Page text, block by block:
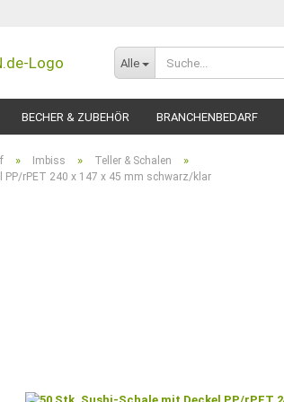
Alle
BECHER & ZUBEHÖR BRANCHENBEDARF
» Imbiss » Teller & Schalen »
PP/rPET 240 x 147 x 45 mm schwarz/klar